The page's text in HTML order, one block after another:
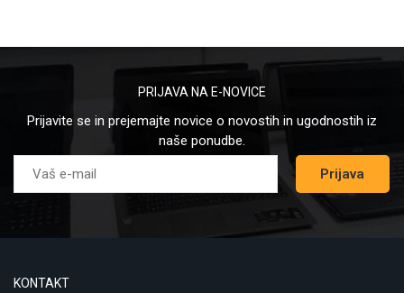
PRIJAVA NA E-NOVICE
Prijavite se in prejemajte novice o novostih in ugodnostih iz
naše ponudbe.
Prijava
KONTAKT